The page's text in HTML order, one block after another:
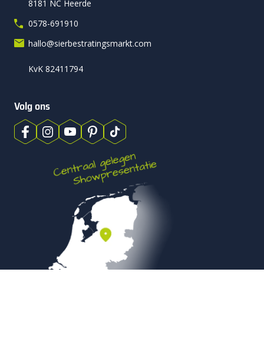
8181 NC Heerde
0578-691910
hallo@sierbestratingsmarkt.com
KvK 82411794
Volg ons